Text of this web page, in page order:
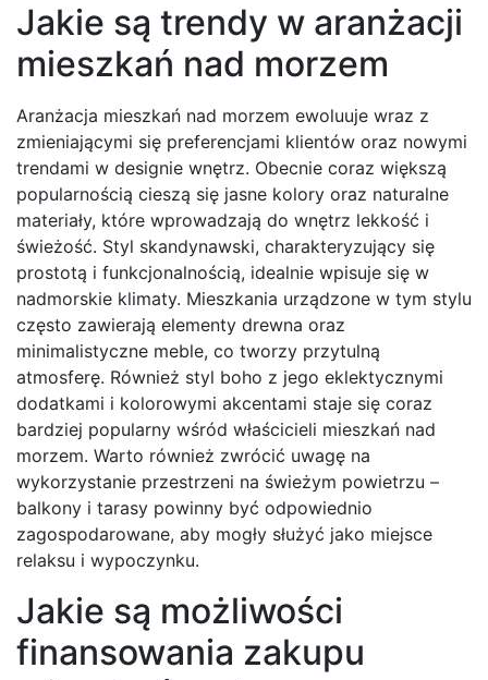
Jakie są trendy w aranżacji
mieszkań nad morzem
Aranżacja mieszkań nad morzem ewoluuje wraz z
zmieniającymi się preferencjami klientów oraz nowymi
trendami w designie wnętrz. Obecnie coraz większą
popularnością cieszą się jasne kolory oraz naturalne
materiały, które wprowadzają do wnętrz lekkość i
świeżość. Styl skandynawski, charakteryzujący się
prostotą i funkcjonalnością, idealnie wpisuje się w
nadmorskie klimaty. Mieszkania urządzone w tym stylu
często zawierają elementy drewna oraz
minimalistyczne meble, co tworzy przytulną
atmosferę. Również styl boho z jego eklektycznymi
dodatkami i kolorowymi akcentami staje się coraz
bardziej popularny wśród właścicieli mieszkań nad
morzem. Warto również zwrócić uwagę na
wykorzystanie przestrzeni na świeżym powietrzu –
balkony i tarasy powinny być odpowiednio
zagospodarowane, aby mogły służyć jako miejsce
relaksu i wypoczynku.
Jakie są możliwości
finansowania zakupu